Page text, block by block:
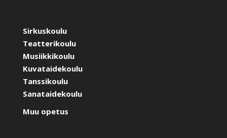
Sirkuskoulu
Teatterikoulu
Musiikkikoulu
Kuvataidekoulu
Tanssikoulu
Sanataidekoulu
Muu opetus